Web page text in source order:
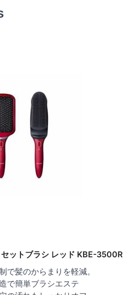
ットブラシ レッド KBE-3500R
で髪のからまりを軽減。
で簡単ブラシエステ